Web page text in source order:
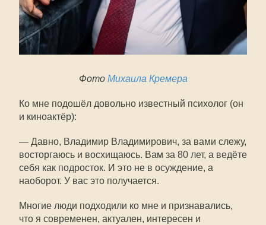
Фото Михаила Кремера
Ко мне подошёл довольно известный психолог (он
и киноактёр):
— Давно, Владимир Владимирович, за вами слежу,
восторгаюсь и восхищаюсь. Вам за 80 лет, а ведёте
себя как подросток. И это не в осуждение, а
наоборот. У вас это получается.
Многие люди подходили ко мне и признавались,
что я современен, актуален, интересен и